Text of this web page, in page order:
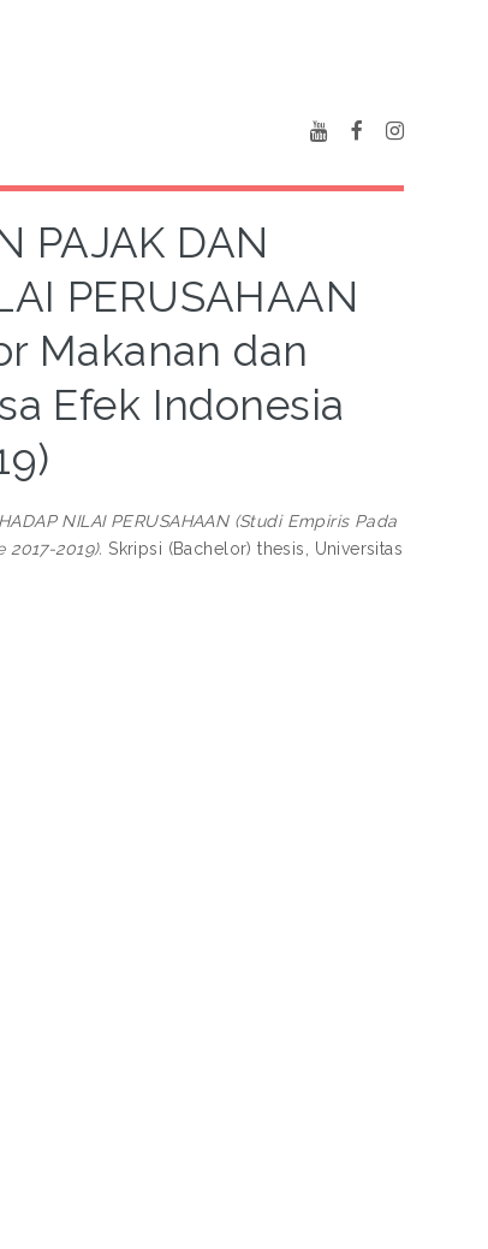
PAJAK DAN
PERUSAHAAN
Makanan dan
Efek Indonesia
NILAI PERUSAHAAN (Studi Empiris Pada
2019). Skripsi (Bachelor) thesis, Universitas